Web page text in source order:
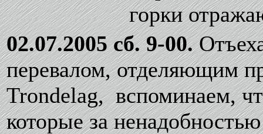
горки
02.07.2005 сб. 9-00.
перевалом, отделяющим
Trondelag, вспоминаем,
которые за